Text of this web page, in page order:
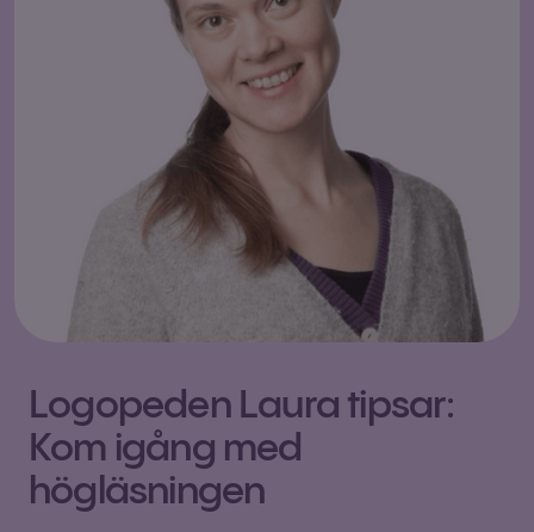
Logopeden Laura tipsar:
Kom igång med
högläsningen